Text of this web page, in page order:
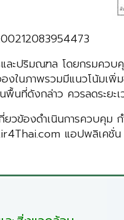
ละปริมณฑล โดยกรมค
นภาพรวมมีแนวโน้มเพิ่
ดังกล่าว ควรลดระยะ
วข้องดำเนินการควบคุ
แอปพลิเค